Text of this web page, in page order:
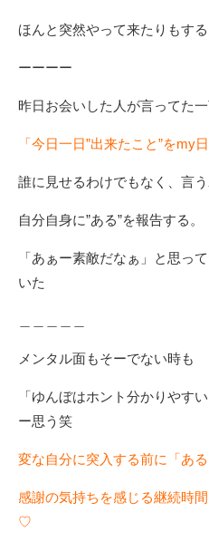
ほんと突然やって来たりもす
ーーーー
昨日お会いした人が言ってた一
「今日一日”出来たこと”をmy
誰に見せるわけでもなく、言
自分自身に”ある”を報告する。
「あぁー素敵だなぁ」と思っ
いた
メンタル面もそーでない時も
「ゆんぼはホント分かりやす
ー思う笑
変な自分に突入する前に「ある
感謝の気持ちを感じる継続時
♡